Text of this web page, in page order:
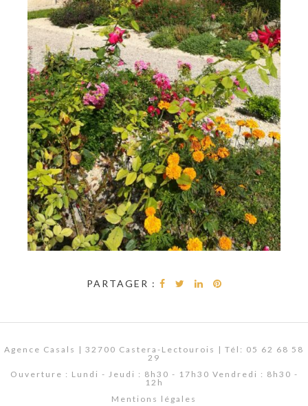
PARTAGER :
Agence Casals | 32700 Castera-Lectourois | Tél: 05 62 68 58
29
Ouverture : Lundi - Jeudi : 8h30 - 17h30 Vendredi : 8h30 -
12h
Mentions légales